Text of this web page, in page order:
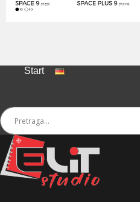
Start